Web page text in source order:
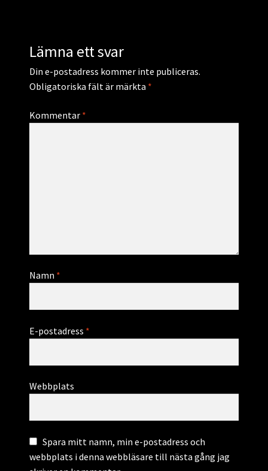
Lämna ett svar
Din e-postadress kommer inte publiceras.
Obligatoriska fält är märkta *
Kommentar *
Namn *
E-postadress *
Webbplats
Spara mitt namn, min e-postadress och
webbplats i denna webbläsare till nästa gång jag